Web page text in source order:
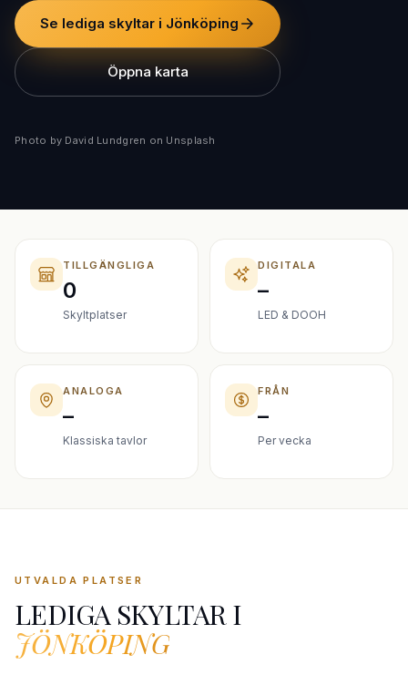
Se lediga skyltar i Jönköping
Öppna karta
Photo by David Lundgren on Unsplash
TILLGÄNGLIGA
0
Skyltplatser
DIGITALA
–
LED & DOOH
ANALOGA
–
Klassiska tavlor
FRÅN
–
Per vecka
UTVALDA PLATSER
LEDIGA SKYLTAR I
JÖNKÖPING